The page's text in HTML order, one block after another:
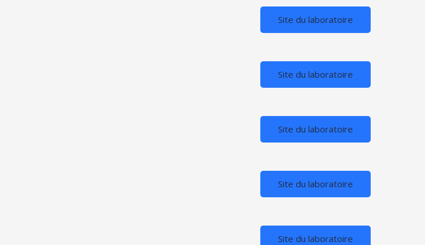
Site du laboratoire
Site du laboratoire
Site du laboratoire
Site du laboratoire
Site du laboratoire